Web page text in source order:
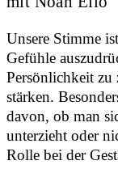
Unsere Stimme
Gefühle
Persönlichkeit zu
stärken.
davon, ob man
unterzieht oder
Rolle bei der